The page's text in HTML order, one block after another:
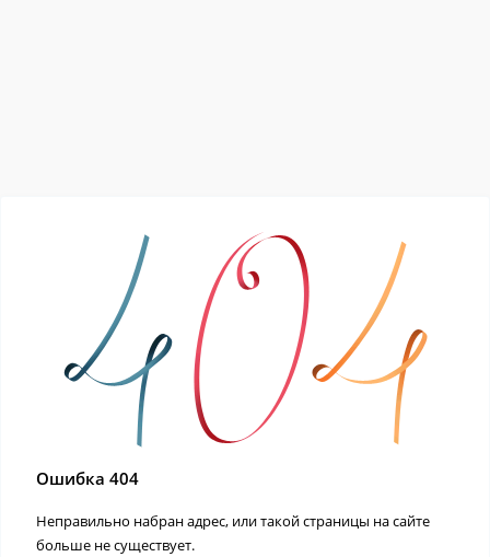
Ошибка 404
Неправильно набран адрес, или такой страницы на сайте
больше не существует.